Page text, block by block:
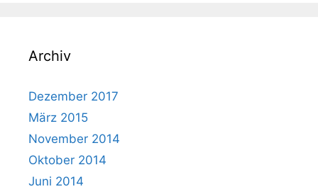
Archiv
Dezember 2017
März 2015
November 2014
Oktober 2014
Juni 2014